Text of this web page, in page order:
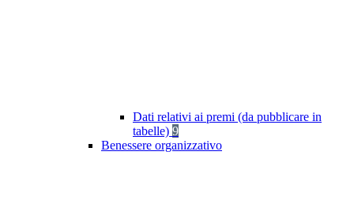
Dati relativi ai premi (da pubblicare in
tabelle) 9
Benessere organizzativo